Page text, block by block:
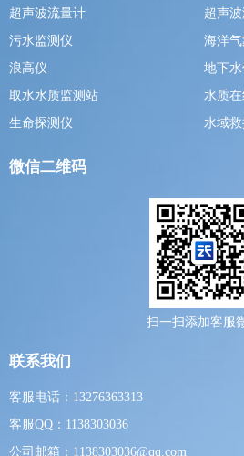
超声波流量计
超声
污水监测仪
海洋
浪高仪
地下
取水水质监测站
水质
生命探测仪
水域
微信二维码
扫一扫添加客服
联系我们
客服电话：13276363313
客服QQ：1138303036
公司邮箱：1138303036@qq.com